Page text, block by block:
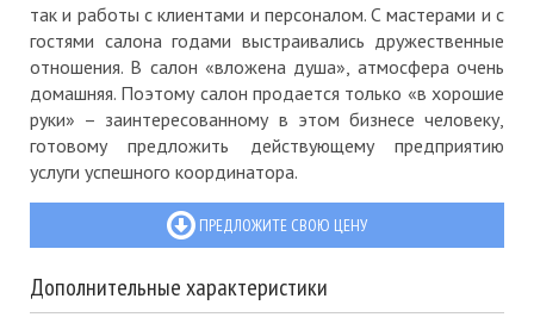
так и работы с клиентами и персоналом. С мастерами и с
гостями салона годами выстраивались дружественные
отношения. В салон «вложена душа», атмосфера очень
домашняя. Поэтому салон продается только «в хорошие
руки» – заинтересованному в этом бизнесе человеку,
готовому предложить действующему предприятию
услуги успешного координатора.
ПРЕДЛОЖИТЕ СВОЮ ЦЕНУ
Дополнительные характеристики